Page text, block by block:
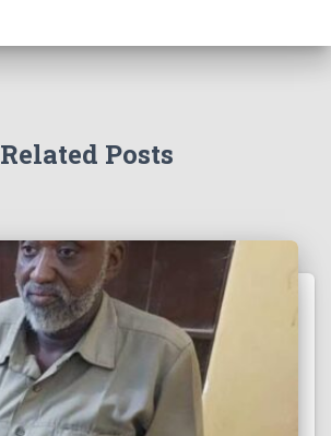
Related Posts